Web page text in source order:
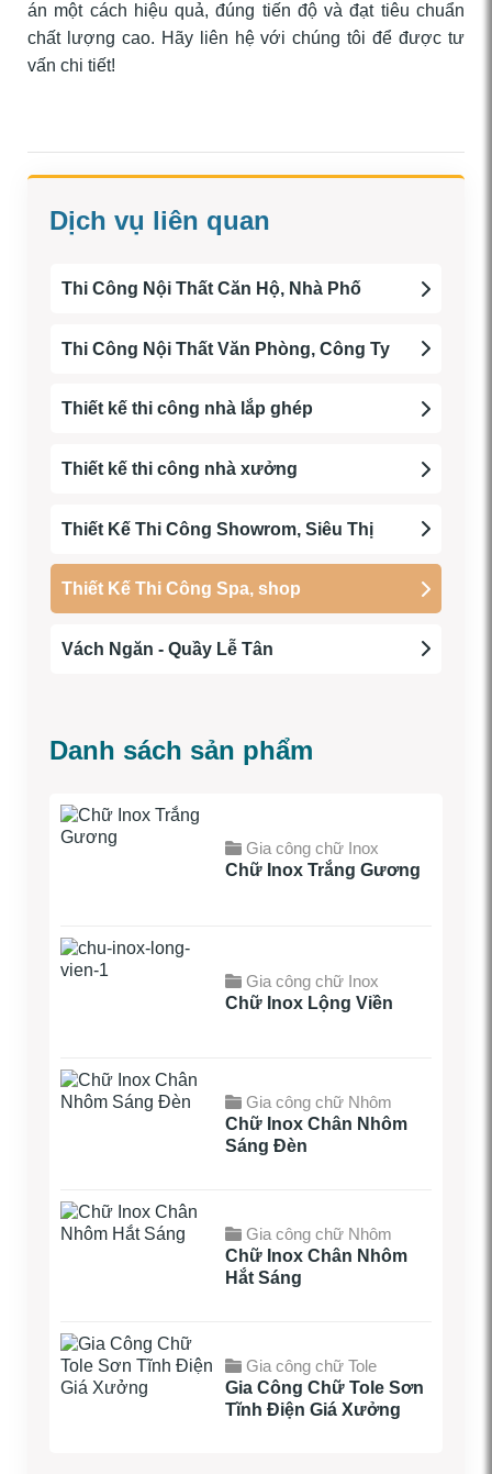
án một cách hiệu quả, đúng tiến độ và đạt tiêu chuẩn
chất lượng cao. Hãy liên hệ với chúng tôi để được tư
vấn chi tiết!
Dịch vụ liên quan
Thi Công Nội Thất Căn Hộ, Nhà Phố
Thi Công Nội Thất Văn Phòng, Công Ty
Thiết kế thi công nhà lắp ghép
Thiết kế thi công nhà xưởng
Thiết Kế Thi Công Showrom, Siêu Thị
Thiết Kế Thi Công Spa, shop
Vách Ngăn - Quầy Lễ Tân
Danh sách sản phẩm
Gia công chữ Inox
Chữ Inox Trắng Gương
Gia công chữ Inox
Chữ Inox Lộng Viền
Gia công chữ Nhôm
Chữ Inox Chân Nhôm
Sáng Đèn
Gia công chữ Nhôm
Chữ Inox Chân Nhôm
Hắt Sáng
Gia công chữ Tole
Gia Công Chữ Tole Sơn
Tĩnh Điện Giá Xưởng